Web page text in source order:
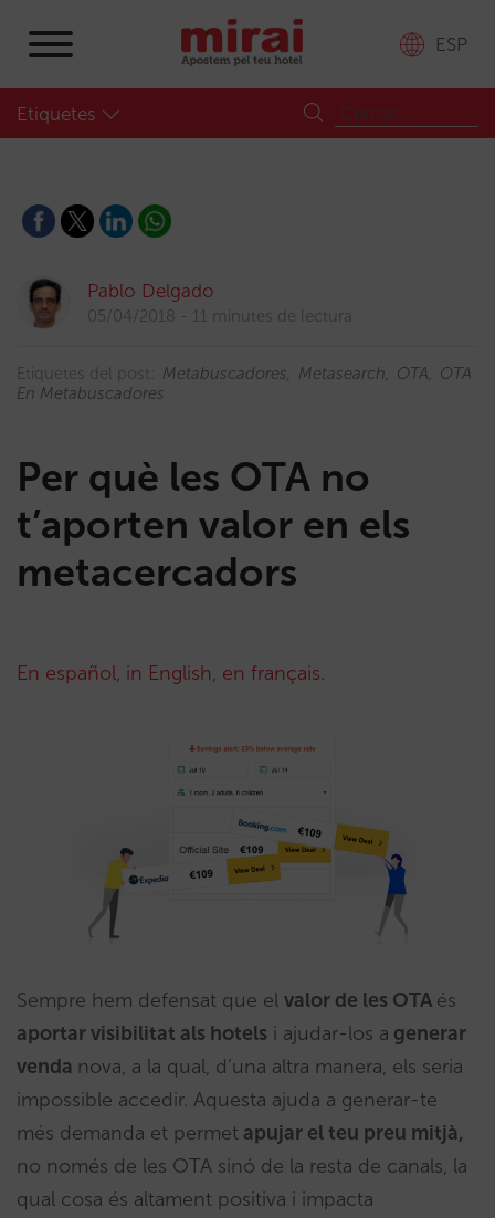
ESP
Etiquetes
Pablo Delgado
05/04/2018 11 minutes de lectura
Etiquetes del post: Metabuscadores Metasearch OTA
OTA
En Metabuscadores
Per què les OTA no
t’aporten valor en els
metacercadors
En español, in English, en français.
Sempre hem defensat que el valor de les OTA és
aportar visibilitat als hotels i ajudar-los a generar
venda nova, a la qual, d’una altra manera, els seria
impossible accedir. Aquesta ajuda a generar-te
més demanda et permet apujar el teu preu mitjà,
no només de les OTA sinó de la resta de canals, la
qual cosa és altament positiva i impacta